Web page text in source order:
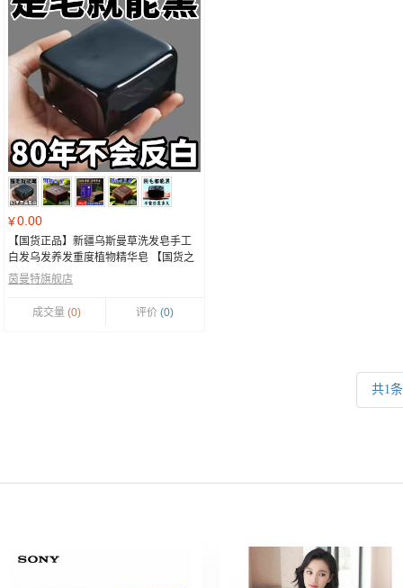
¥0.00
【国货正品】新疆乌斯曼草洗发皂手工
白发乌发养发重度植物精华皂 【国货之
光】 浓度999+【严重大量白发】
茵曼特旗舰店
成交量 (0) 评价 (0)
共1